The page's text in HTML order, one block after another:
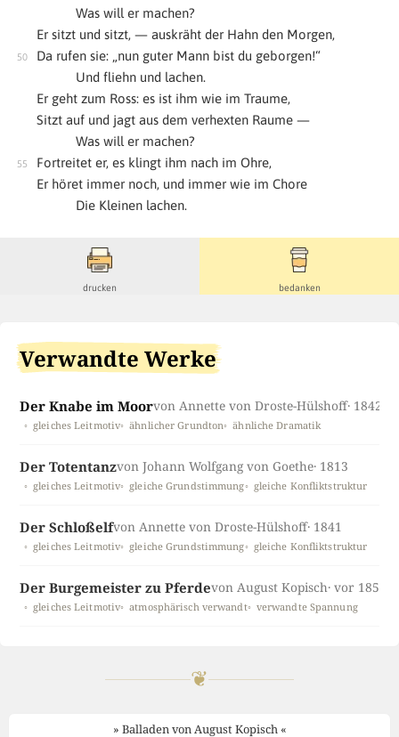
Was will er machen?
Er sitzt und sitzt, — auskräht der Hahn den Morgen,
Da rufen sie: „nun guter Mann bist du geborgen!“
Und fliehn und lachen.
Er geht zum Ross: es ist ihm wie im Traume,
Sitzt auf und jagt aus dem verhexten Raume —
Was will er machen?
Fortreitet er, es klingt ihm nach im Ohre,
Er höret immer noch, und immer wie im Chore
Die Kleinen lachen.
drucken bedanken
Verwandte Werke
Der Knabe im Moorvon Annette von Droste-Hülshoff· 1842
gleiches Leitmotiv ähnlicher Grundton ähnliche Dramatik
Der Totentanzvon Johann Wolfgang von Goethe· 1813
gleiches Leitmotiv gleiche Grundstimmung gleiche Konfliktstruktur
Der Schloßelfvon Annette von Droste-Hülshoff· 1841
gleiches Leitmotiv gleiche Grundstimmung gleiche Konfliktstruktur
Der Burgemeister zu Pferdevon August Kopisch· vor 1853 †
gleiches Leitmotiv atmosphärisch verwandt verwandte Spannung
❦
» Balladen von August Kopisch «